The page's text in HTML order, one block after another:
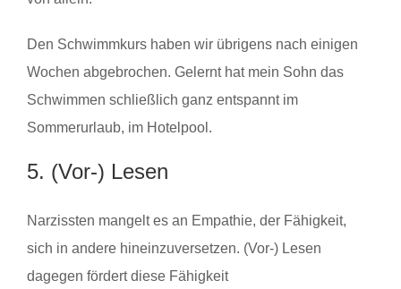
Den Schwimmkurs haben wir übrigens nach einigen
Wochen abgebrochen. Gelernt hat mein Sohn das
Schwimmen schließlich ganz entspannt im
Sommerurlaub, im Hotelpool.
5. (Vor-) Lesen
Narzissten mangelt es an Empathie, der Fähigkeit,
sich in andere hineinzuversetzen. (Vor-) Lesen
dagegen fördert diese Fähigkeit